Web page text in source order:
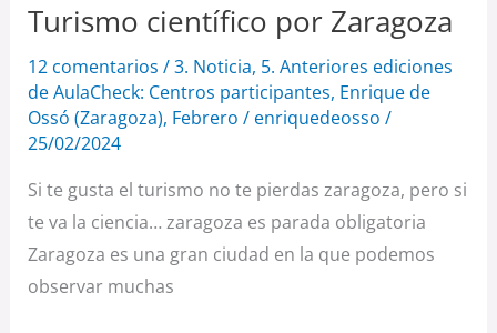
Turismo científico por Zaragoza
12 comentarios /3. Noticia, 5. Anteriores ediciones
de AulaCheck: Centros participantes, Enrique de
Ossó (Zaragoza), Febrero / enriquedeosso /
25/02/2024
Si te gusta el turismo no te pierdas zaragoza, pero si
te va la ciencia… zaragoza es parada obligatoria
Zaragoza es una gran ciudad en la que podemos
observar muchas